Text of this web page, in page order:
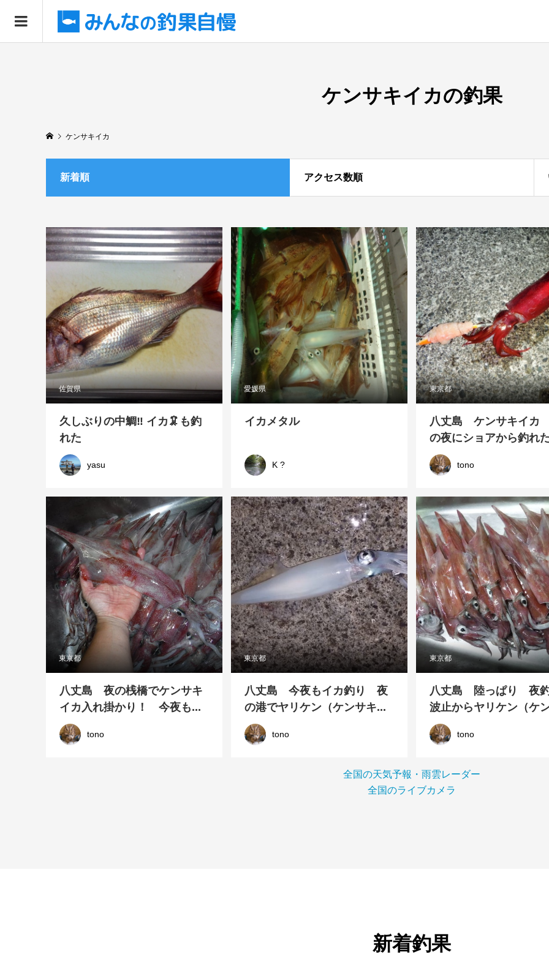
ケンサキイカの釣果
ケンサキイカ
新着順 アクセス数順
佐賀県
久しぶりの中鯛‼️ イカ🦑も釣
れた
yasu
愛媛県
イカメタル
K ?
東京都
八丈島 ケンサキイカ
の夜にショアから釣れ
tono
東京都
八丈島 夜の桟橋でケンサキ
イカ入れ掛かり！ 今夜も...
tono
東京都
八丈島 今夜もイカ釣り 夜
の港でヤリケン（ケンサキ...
tono
東京都
八丈島 陸っぱり 夜
波止からヤリケン（ケ
tono
全国の天気予報・雨雲レーダー
全国のライブカメラ
新着釣果